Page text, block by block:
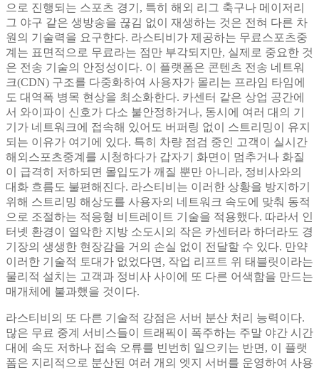
으로 진행되는 스포츠 경기, 특히 해외 리그 축구나 메이저리
그 야구 같은 생방송을 끊김 없이 재생하는 것은 전혀 다른 차
원의 기술력을 요구한다. 라스티비가 제공하는 무료스포츠중
계는 표면적으로 무료라는 점만 부각되지만, 실제로 중요한 것
은 전송 기술의 안정성이다. 이 플랫폼은 콘텐츠 전송 네트워
크(CDN) 구조를 다중화하여 사용자가 몰리는 프라임 타임에
도 대역폭 병목 현상을 최소화한다. 카센터 같은 상업 공간에
서 와이파이 신호가 다소 불안정하거나, 동시에 여러 대의 기
기가 네트워크에 접속해 있어도 버퍼링 없이 스트리밍이 유지
되는 이유가 여기에 있다. 특히 차량 점검 중인 고객이 실시간
해외스포츠중계를 시청하다가 갑자기 화면이 멈추거나 화질
이 급격히 저하되면 몰입도가 깨질 뿐만 아니라, 정비사와의
대화 흐름도 불편해진다. 라스티비는 이러한 상황을 방지하기
위해 스트리밍 해상도를 사용자의 네트워크 속도에 맞춰 동적
으로 조절하는 적응형 비트레이트 기술을 적용했다. 따라서 인
터넷 환경이 열악한 지방 소도시의 작은 카센터라 하더라도 경
기장의 생생한 현장감을 거의 손실 없이 전달할 수 있다. 만약
이러한 기술적 토대가 없었다면, 작업 리프트 위 태블릿이라는
물리적 설치는 고객과 정비사 사이에 또 다른 어색함을 만드는
매개체에 불과했을 것이다.
라스티비의 또 다른 기술적 강점은 서버 분산 처리 능력이다.
많은 무료 중계 서비스들이 트래픽이 폭주하는 주말 야간 시간
대에 속도 저하나 접속 오류를 빈번히 일으키는 반면, 이 플랫
폼은 지리적으로 분산된 여러 개의 엣지 서버를 운영하여 사용